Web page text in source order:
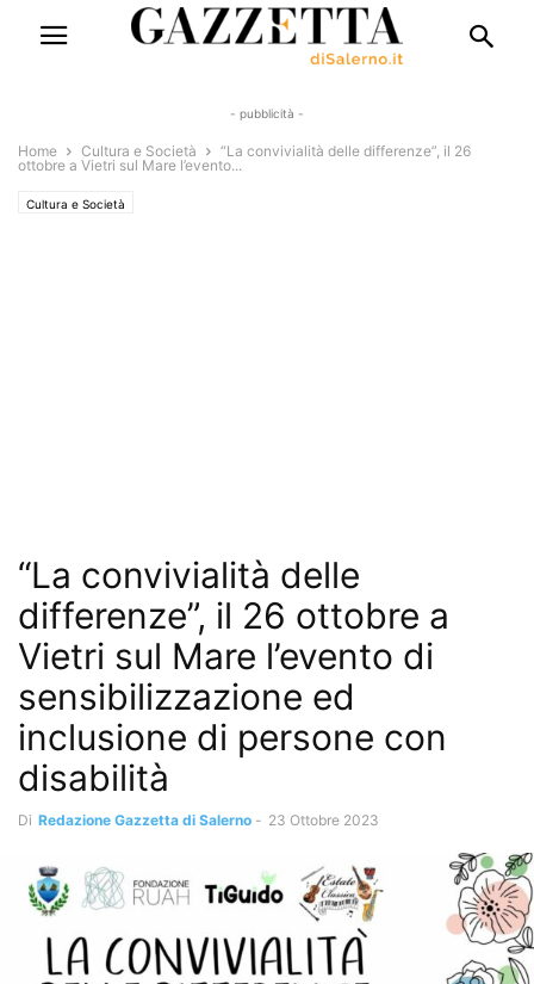
- pubblicità -
Home Cultura e Società
“La convivialità delle differenze”, il 26
ottobre a Vietri sul Mare l’evento...
Cultura e Società
“La convivialità delle
differenze”, il 26 ottobre a
Vietri sul Mare l’evento di
sensibilizzazione ed
inclusione di persone con
disabilità
Di Redazione Gazzetta di Salerno - 23 Ottobre 2023